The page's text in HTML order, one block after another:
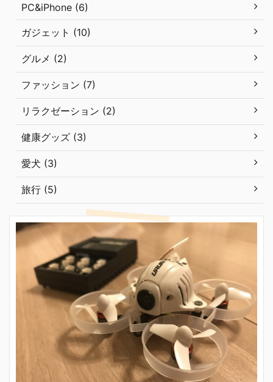
PC&iPhone (6)
ガジェット (10)
グルメ (2)
ファッション (7)
リラクゼーション (2)
健康グッズ (3)
愛犬 (3)
旅行 (5)